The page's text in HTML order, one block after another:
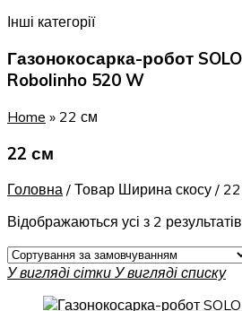
Інші категорії
Газонокосарка-робот
Robolinho 520 W
Home » 22 см
22 см
Головна / Товар Ширина скосу /
Відображаються усі з 2 результатів
У вигляді сітки У вигляді списку